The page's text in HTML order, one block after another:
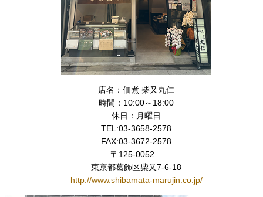
店名：佃煮 柴又丸仁
時間：10:00～18:00
休日：月曜日
TEL:03-3658-2578
FAX:03-3672-2578
〒125-0052
東京都葛飾区柴又7-6-18
http://www.shibamata-marujin.co.jp/